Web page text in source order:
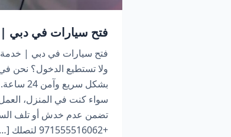
فتح سيارات في دبي | خدمة 24 ساعة
ولا تستطيع الدخول؟ نحن
بشكل
سواء كنت في المنزل،
تضمن عدم خدش أو تلف
+971555516062 لتصلك […]